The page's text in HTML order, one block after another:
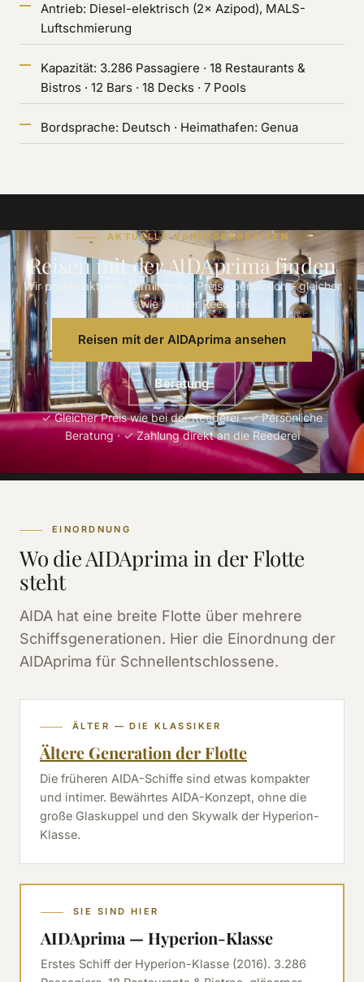
Antrieb: Diesel-elektrisch (2× Azipod), MALS-
Luftschmierung
Kapazität: 3.286 Passagiere · 18 Restaurants &
Bistros · 12 Bars · 18 Decks · 7 Pools
Bordsprache: Deutsch · Heimathafen: Genua
AKTUELLE VERFÜGBARKEITEN
Reisen mit der AIDAprima finden
Wir prüfen aktuelle Termine und Preise persönlich – gleicher
Preis wie bei der Reederei.
Reisen mit der AIDAprima ansehen
Beratung
✓ Gleicher Preis wie bei der Reederei · ✓ Persönliche
Beratung · ✓ Zahlung direkt an die Reederei
EINORDNUNG
Wo die AIDAprima in der Flotte
steht
AIDA hat eine breite Flotte über mehrere
Schiffsgenerationen. Hier die Einordnung der
AIDAprima für Schnellentschlossene.
ÄLTER — DIE KLASSIKER
Ältere Generation der Flotte
Die früheren AIDA-Schiffe sind etwas kompakter
und intimer. Bewährtes AIDA-Konzept, ohne die
große Glaskuppel und den Skywalk der Hyperion-
Klasse.
SIE SIND HIER
AIDAprima — Hyperion-Klasse
Erstes Schiff der Hyperion-Klasse (2016). 3.286